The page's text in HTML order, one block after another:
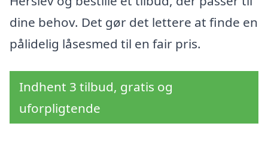
dine behov. Det gør det lettere at finde en
pålidelig låsesmed til en fair pris.
Indhent 3 tilbud, gratis og
uforpligtende